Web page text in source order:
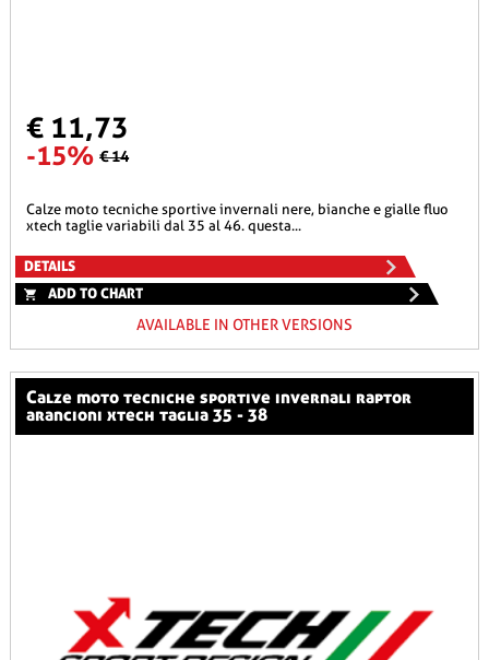
€ 11,73
-15% € 14
calze moto tecniche sportive invernali nere, bianche e gialle fluo
xtech taglie variabili dal 35 al 46. questa...
DETAILS
ADD TO CHART
AVAILABLE IN OTHER VERSIONS
calze moto tecniche sportive invernali raptor
arancioni xtech taglia 35 - 38